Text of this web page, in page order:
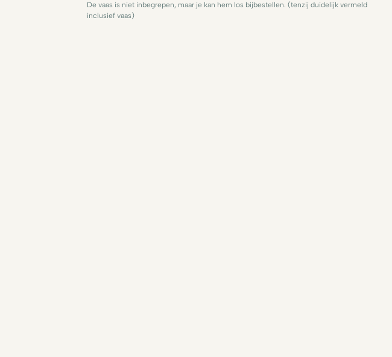
De vaas is niet inbegrepen, maar je kan hem los bijbestellen. (tenzij duidelijk vermeld
inclusief vaas)